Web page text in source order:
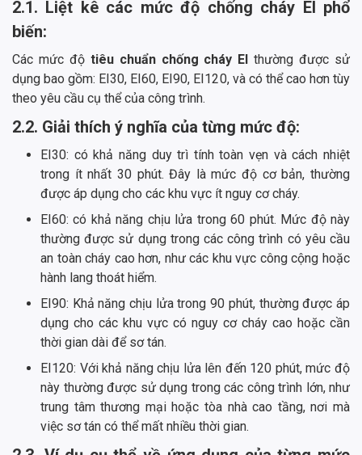
2.1. Liệt kê các mức độ chống cháy EI phổ
biến:
Các mức độtiêu chuẩn chống cháy EIthường được sử
dụng bao gồm: EI30, EI60, EI90, EI120, và có thể cao hơn tùy
theo yêu cầu cụ thể của công trình.
2.2. Giải thích ý nghĩa của từng mức độ:
EI30: có khả năng duy trì tính toàn vẹn và cách nhiệt
trong ít nhất 30 phút. Đây là mức độ cơ bản, thường
được áp dụng cho các khu vực ít nguy cơ cháy.
EI60: có khả năng chịu lửa trong 60 phút. Mức độ này
thường được sử dụng trong các công trình có yêu cầu
an toàn cháy cao hơn, như các khu vực công cộng hoặc
hành lang thoát hiểm.
EI90: Khả năng chịu lửa trong 90 phút, thường được áp
dụng cho các khu vực có nguy cơ cháy cao hoặc cần
thời gian dài để sơ tán.
EI120: Với khả năng chịu lửa lên đến 120 phút, mức độ
này thường được sử dụng trong các công trình lớn, như
trung tâm thương mại hoặc tòa nhà cao tầng, nơi mà
việc sơ tán có thể mất nhiều thời gian.